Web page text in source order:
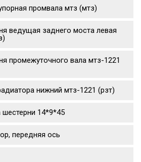
промвала мтз (мтз)
ведущая заднего моста левая
промежуточного вала мтз-1221
нижний мтз-1221 (рзт)
14*9*45
передняя ось